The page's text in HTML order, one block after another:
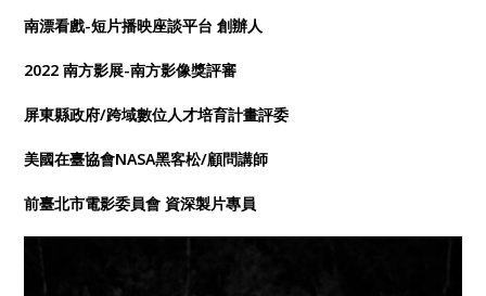
南漂看戲-短片播映座談平台 創辦人
2022 南方影展-南方影像獎評審
屏東縣政府/跨域數位人才培育計畫評委
美國在臺協會NASA黑客松/顧問講師
前臺北市電影委員會 資深製片專員